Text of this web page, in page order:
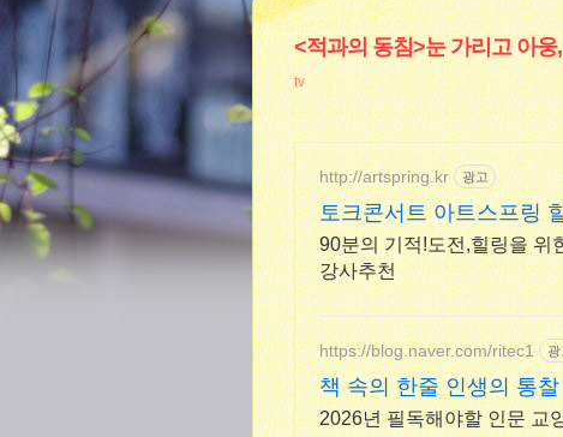
<적과의 동침>눈 가리고 아
tv
http://artspring.kr 광고
토크콘서트 아트스프링
90분의 기적!도전,힐링을 위
강사추천
https://blog.naver.com/ritec1 광
책 속의 한줄 인생의 통찰
2026년 필독해야할 인문 교